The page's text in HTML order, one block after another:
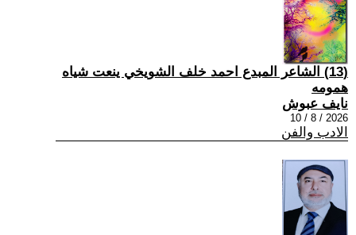
(13) الشاعر المبدع احمد خلف الشويخي ينعت شياه
همومه
نايف عبوش
2026 / 8 / 10
الادب والفن